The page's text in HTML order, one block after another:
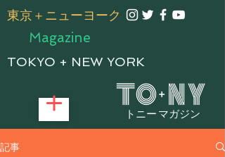
トニー マガジン
​東京＋ニューヨーク
Magazine
TOKYO + NEW YORK
記事